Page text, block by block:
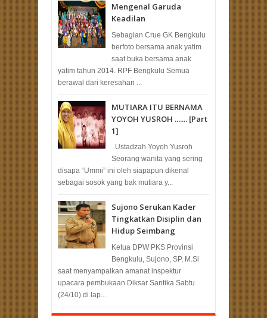
Mengenal Garuda
Keadilan
Sebagian Crue GK Bengkulu
berfoto bersama anak yatim
saat buka bersama anak
yatim tahun 2014. RPF Bengkulu Semua
berawal dari keresahan ...
MUTIARA ITU BERNAMA
YOYOH YUSROH ....... [Part
1]
Ustadzah Yoyoh Yusroh
Seorang wanita yang sering
disapa “Ummi” ini oleh siapapun dikenal
sebagai sosok yang bak mutiara y...
Sujono Serukan Kader
Tingkatkan Disiplin dan
Hidup Seimbang
Ketua DPW PKS Provinsi
Bengkulu, Sujono, SP, M.Si
saat menyampaikan amanat inspektur
upacara pembukaan Diksar Santika Sabtu
(24/10) di lap...